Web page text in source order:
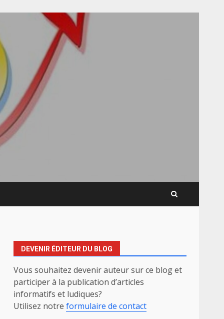
DEVENIR ÉDITEUR DU BLOG
Vous souhaitez devenir auteur sur ce blog et
participer à la publication d’articles
informatifs et ludiques?
Utilisez notreformulaire de contact